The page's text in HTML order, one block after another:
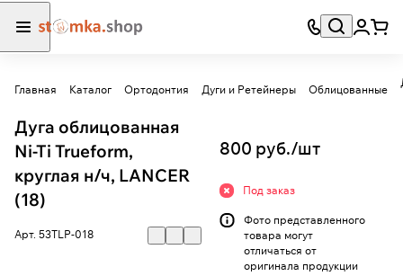
Главная Каталог Ортодонтия Дуги и Ретейнеры Облицованные
Дуга облицованная
Ni-Ti Trueform,
круглая н/ч, LANCER
(18)
Арт. 53TLP-018
800 руб./шт
Под заказ
Фото представленного
товара могут
отличаться от
оригинала продукции